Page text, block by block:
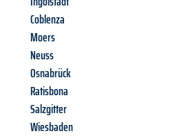
Coblenza
Moers
Neuss
Osnabrück
Ratisbona
Salzgitter
Wiesbaden